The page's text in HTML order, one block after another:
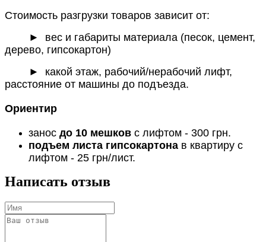
Стоимость разгрузки товаров зависит от:
►
вес и габариты материала (песок, цемент,
дерево, гипсокартон)
► какой этаж, рабочий/нерабочий лифт,
расстояние от машины до подъезда.
Ориентир
занос до 10 мешков с лифтом - 300 грн.
подъем листа гипсокартона в квартиру с
лифтом - 25 грн/лист.
Написать отзыв